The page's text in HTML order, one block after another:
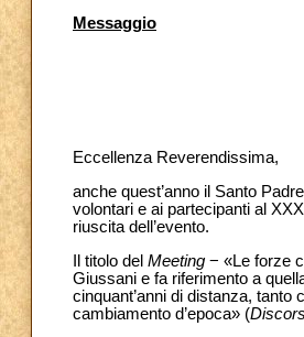
Messaggio
Eccellenza Reverendissima,
anche quest’anno il Santo
volontari e ai partecipanti al
riuscita dell’evento.
Il titolo del Meeting − «Le forze
Giussani e fa riferimento a
cinquant’anni di distanza,
cambiamento d’epoca» (